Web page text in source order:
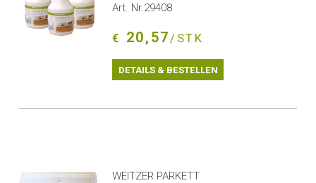
Art. Nr.29408
€ 20,57/STK
DETAILS & BESTELLEN
WEITZER PARKETT